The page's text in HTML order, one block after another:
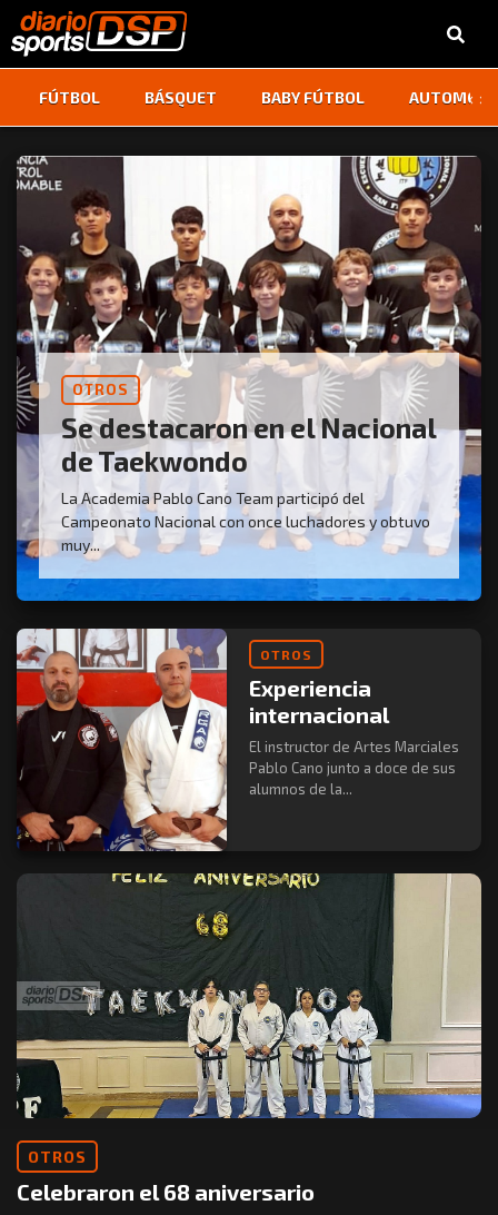
FÚTBOL BÁSQUET BABY FÚTBOL ‹ ›
OTROS
Se destacaron en el Nacional
de Taekwondo
La Academia Pablo Cano Team participó del
Campeonato Nacional con once luchadores y obtuvo
muy...
OTROS
Experiencia
internacional
El instructor de Artes Marciales
Pablo Cano junto a doce de sus
alumnos de la...
OTROS
Celebraron el 68 aniversario